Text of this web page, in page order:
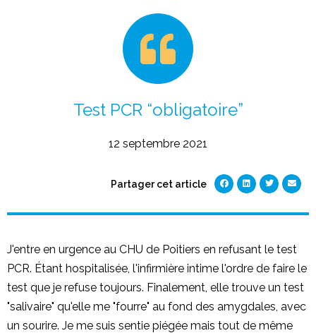
Test PCR “obligatoire”
12 septembre 2021
Partager cet article
J'entre en urgence au CHU de Poitiers en refusant le test
PCR. Étant hospitalisée, l'infirmière intime l'ordre de faire le
test que je refuse toujours. Finalement, elle trouve un test
"salivaire" qu'elle me "fourre" au fond des amygdales, avec
un sourire. Je me suis sentie piégée mais tout de même